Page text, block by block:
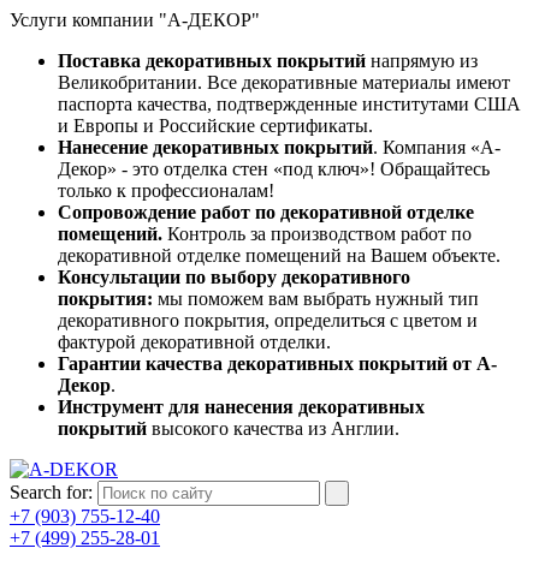
Услуги компании "А-ДЕКОР"
Поставка декоративных покрытий напрямую из
Великобритании. Все декоративные материалы имеют
паспорта качества, подтвержденные институтами США
и Европы и Российские сертификаты.
Нанесение декоративных покрытий. Компания «А-
Декор» - это отделка стен «под ключ»! Обращайтесь
только к профессионалам!
Сопровождение работ по декоративной отделке
помещений. Контроль за производством работ по
декоративной отделке помещений на Вашем объекте.
Консультации по выбору декоративного
покрытия: мы поможем вам выбрать нужный тип
декоративного покрытия, определиться с цветом и
фактурой декоративной отделки.
Гарантии качества декоративных покрытий от А-
Декор.
Инструмент для нанесения декоративных
покрытий высокого качества из Англии.
Search for:
+7 (903) 755-12-40
+7 (499) 255-28-01